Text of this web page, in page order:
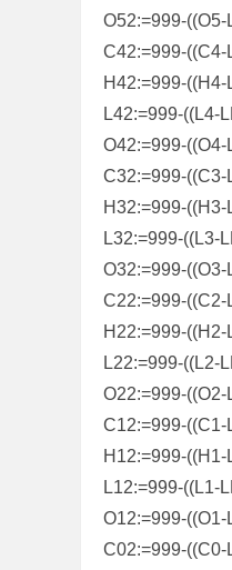
O52:=999-((O5-
C42:=999-((C4-
H42:=999-((H4-
L42:=999-((L4-
O42:=999-((O4-
C32:=999-((C3-
H32:=999-((H3-
L32:=999-((L3-
O32:=999-((O3-
C22:=999-((C2-
H22:=999-((H2-
L22:=999-((L2-
O22:=999-((O2-
C12:=999-((C1-
H12:=999-((H1-
L12:=999-((L1-
O12:=999-((O1-
C02:=999-((C0-